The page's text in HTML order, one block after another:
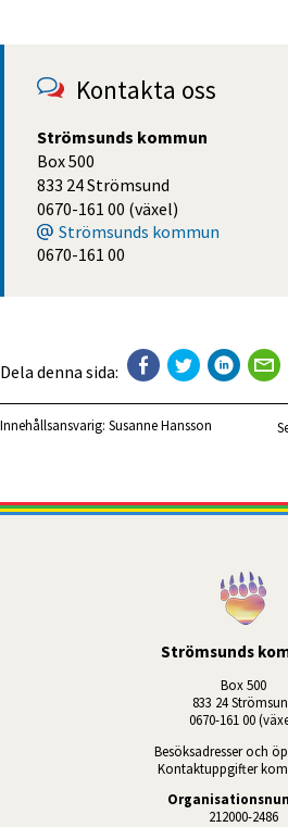
Kontakta oss
Strömsunds kommun
Box 500
833 24 Strömsund
0670-161 00 (växel)
Strömsunds kommun
0670-161 00
Dela denna sida:
Innehållsansvarig: Susanne Hansson
Strömsunds
Box 500
833 24
0670-161 00
Besöksadresser och
Kontaktuppgifter
212000-2486